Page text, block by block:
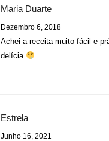
Maria Duarte
Dezembro 6, 2018
Achei a receita muito fácil e
delícia
Estrela
Junho 16, 2021